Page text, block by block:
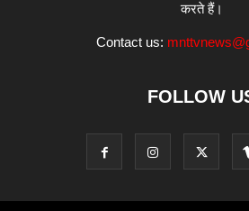
करते हैं।
Contact us:
FOLLOW